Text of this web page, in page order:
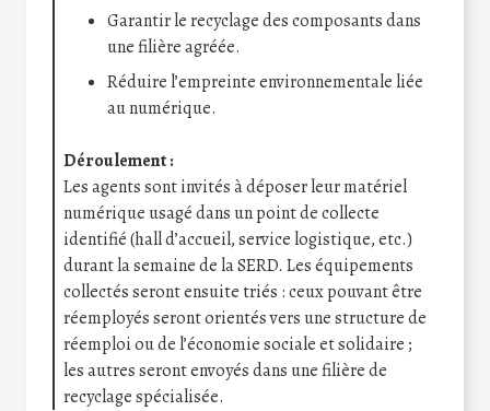
Garantir le recyclage des composants dans
une filière agréée.
Réduire l’empreinte environnementale liée
au numérique.
Déroulement :
Les agents sont invités à déposer leur matériel
numérique usagé dans un point de collecte
identifié (hall d’accueil, service logistique, etc.)
durant la semaine de la SERD. Les équipements
collectés seront ensuite triés : ceux pouvant être
réemployés seront orientés vers une structure de
réemploi ou de l’économie sociale et solidaire ;
les autres seront envoyés dans une filière de
recyclage spécialisée.